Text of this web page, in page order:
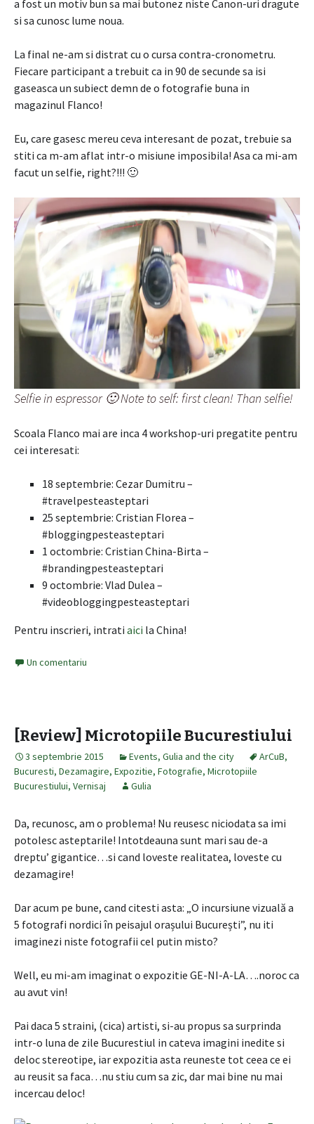
a fost un motiv bun sa mai butonez niste Canon-uri dragute
si sa cunosc lume noua.
La final ne-am si distrat cu o cursa contra-cronometru.
Fiecare participant a trebuit ca in 90 de secunde sa isi
gaseasca un subiect demn de o fotografie buna in
magazinul Flanco!
Eu, care gasesc mereu ceva interesant de pozat, trebuie sa
stiti ca m-am aflat intr-o misiune imposibila! Asa ca mi-am
facut un selfie, right?!!! 🙂
Selfie in espressor 🙂 Note to self: first clean! Than selfie!
Scoala Flanco mai are inca 4 workshop-uri pregatite pentru
cei interesati:
18 septembrie: Cezar Dumitru –
#travelpesteasteptari
25 septembrie: Cristian Florea –
#bloggingpesteasteptari
1 octombrie: Cristian China-Birta –
#brandingpesteasteptari
9 octombrie: Vlad Dulea –
#videobloggingpesteasteptari
Pentru inscrieri, intrati aici la China!
Un comentariu
[Review] Microtopiile Bucurestiului
3 septembrie 2015 Events, Gulia and the city ArCuB,
Bucuresti, Dezamagire, Expozitie, Fotografie, Microtopiile
Bucurestiului, Vernisaj Gulia
Da, recunosc, am o problema! Nu reusesc niciodata sa imi
potolesc asteptarile! Intotdeauna sunt mari sau de-a
dreptu’ gigantice…si cand loveste realitatea, loveste cu
dezamagire!
Dar acum pe bune, cand citesti asta: „O incursiune vizuală a
5 fotografi nordici în peisajul orașului București”, nu iti
imaginezi niste fotografii cel putin misto?
Well, eu mi-am imaginat o expozitie GE-NI-A-LA….noroc ca
au avut vin!
Pai daca 5 straini, (cica) artisti, si-au propus sa surprinda
intr-o luna de zile Bucurestiul in cateva imagini inedite si
deloc stereotipe, iar expozitia asta reuneste tot ceea ce ei
au reusit sa faca…nu stiu cum sa zic, dar mai bine nu mai
incercau deloc!